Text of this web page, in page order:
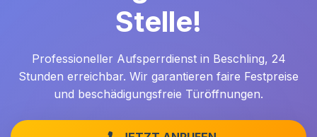
Stelle!
Professioneller Aufsperrdienst in Beschling, 24
Stunden erreichbar. Wir garantieren faire Festpreise
und beschädigungsfreie Türöffnungen.